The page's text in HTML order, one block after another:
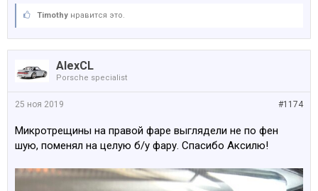
Timothy нравится это.
AlexCL
Porsche specialist
#1174
25 ноя 2019
Микротрещины на правой фаре выглядели не по фен
шую, поменял на целую б/у фару. Спасибо Аксилю!